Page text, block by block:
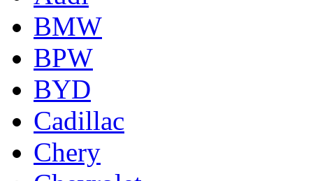
BMW
BPW
BYD
Cadillac
Chery